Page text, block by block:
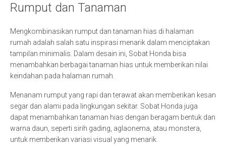
Rumput dan Tanaman
Mengkombinasikan rumput dan tanaman hias di halaman
rumah adalah salah satu inspirasi menarik dalam menciptakan
tampilan minimalis. Dalam desain ini, Sobat Honda bisa
menambahkan berbagai tanaman hias untuk memberikan nilai
keindahan pada halaman rumah.
Menanam rumput yang rapi dan terawat akan memberikan kesan
segar dan alami pada lingkungan sekitar. Sobat Honda juga
dapat menambahkan tanaman hias dengan beragam bentuk dan
warna daun, seperti sirih gading, aglaonema, atau monstera,
untuk memberikan variasi visual yang menarik.